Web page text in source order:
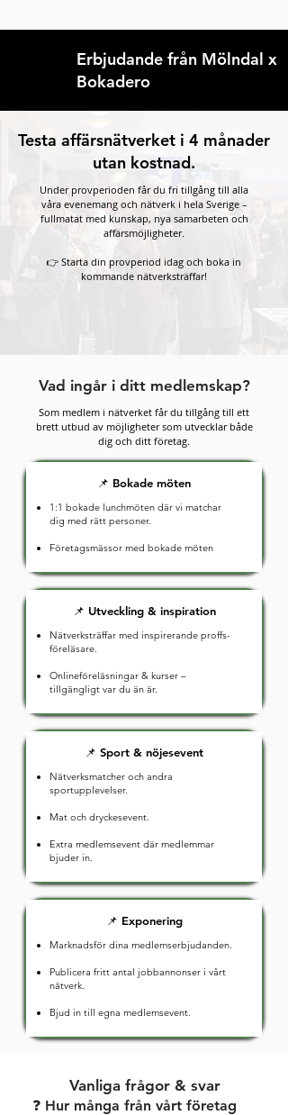
Erbjudande från Mölndal x
Bokadero
Testa affärsnätverket i 4 månader
utan kostnad.
Under provperioden får du fri tillgång till alla
våra evenemang och nätverk i hela Sverige –
fullmatat med kunskap, nya samarbeten och
affärsmöjligheter.
👉 Starta din provperiod idag och boka in
kommande nätverksträffar!
Vad ingår i ditt medlemskap?
Som medlem i nätverket får du tillgång till ett
brett utbud av möjligheter som utvecklar både
dig och ditt företag.
📌 Bokade möten
1:1 bokade lunchmöten där vi matchar
dig med rätt personer.
Företagsmässor med bokade möten
📌 Utveckling & inspiration
Nätverksträffar med inspirerande proffs-
föreläsare.
Onlineföreläsningar & kurser –
tillgängligt var du än är.
📌 Sport & nöjesevent
Nätverksmatcher och andra
sportupplevelser.
Mat och dryckesevent.
Extra medlemsevent där medlemmar
bjuder in.
📌 Exponering
Marknadsför dina medlemserbjudanden.
Publicera fritt antal jobbannonser i vårt
nätverk.
Bjud in till egna medlemsevent.
Vanliga frågor & svar
❓ Hur många från vårt företag